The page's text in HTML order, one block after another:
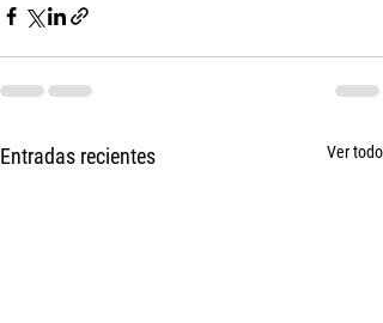
Entradas recientes Ver todo